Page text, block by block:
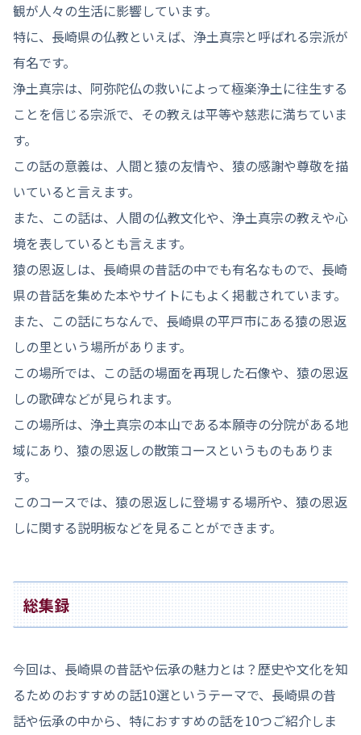
観が人々の生活に影響しています。
特に、長崎県の仏教といえば、浄土真宗と呼ばれる宗派が
有名です。
浄土真宗は、阿弥陀仏の救いによって極楽浄土に往生する
ことを信じる宗派で、その教えは平等や慈悲に満ちていま
す。
この話の意義は、人間と猿の友情や、猿の感謝や尊敬を描
いていると言えます。
また、この話は、人間の仏教文化や、浄土真宗の教えや心
境を表しているとも言えます。
猿の恩返しは、長崎県の昔話の中でも有名なもので、長崎
県の昔話を集めた本やサイトにもよく掲載されています。
また、この話にちなんで、長崎県の平戸市にある猿の恩返
しの里という場所があります。
この場所では、この話の場面を再現した石像や、猿の恩返
しの歌碑などが見られます。
この場所は、浄土真宗の本山である本願寺の分院がある地
域にあり、猿の恩返しの散策コースというものもありま
す。
このコースでは、猿の恩返しに登場する場所や、猿の恩返
しに関する説明板などを見ることができます。
総集録
今回は、長崎県の昔話や伝承の魅力とは？歴史や文化を知
るためのおすすめの話10選というテーマで、長崎県の昔
話や伝承の中から、特におすすめの話を10つご紹介しま